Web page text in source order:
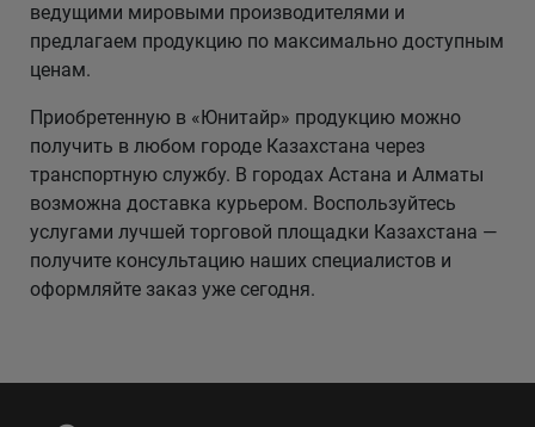
ведущими мировыми производителями и
предлагаем продукцию по максимально доступным
ценам.
Приобретенную в «Юнитайр» продукцию можно
получить в любом городе Казахстана через
транспортную службу. В городах Астана и Алматы
возможна доставка курьером. Воспользуйтесь
услугами лучшей торговой площадки Казахстана —
получите консультацию наших специалистов и
оформляйте заказ уже сегодня.